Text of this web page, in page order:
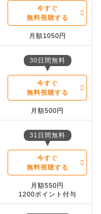
今すぐ
無料視聴する
月額1050円
30日間無料
今すぐ
無料視聴する
月額500円
31日間無料
今すぐ
無料視聴する
月額550円
1200ポイント付与